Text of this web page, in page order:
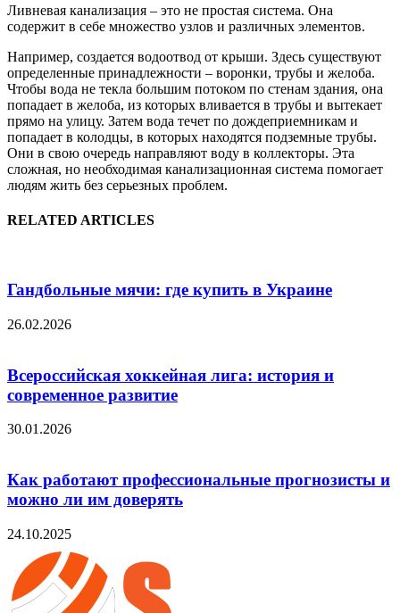
Ливневая канализация – это не простая система. Она
содержит в себе множество узлов и различных элементов.
Например, создается водоотвод от крыши. Здесь существуют
определенные принадлежности – воронки, трубы и желоба.
Чтобы вода не текла большим потоком по стенам здания, она
попадает в желоба, из которых вливается в трубы и вытекает
прямо на улицу. Затем вода течет по дождеприемникам и
попадает в колодцы, в которых находятся подземные трубы.
Они в свою очередь направляют воду в коллекторы. Эта
сложная, но необходимая канализационная система помогает
людям жить без серьезных проблем.
RELATED ARTICLES
Гандбольные мячи: где купить в Украине
26.02.2026
Всероссийская хоккейная лига: история и
современное развитие
30.01.2026
Как работают профессиональные прогнозисты и
можно ли им доверять
24.10.2025